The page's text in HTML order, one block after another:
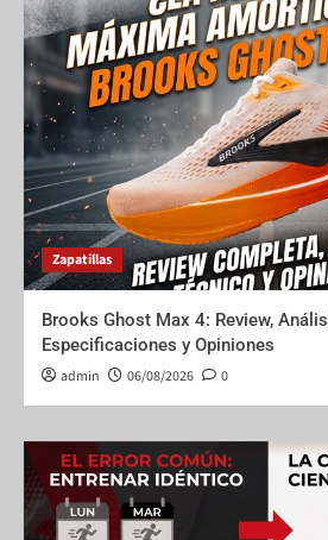
Zapatillas
Brooks Ghost Max 4: Review,
Especificaciones y Opiniones
admin 06/08/2026 0